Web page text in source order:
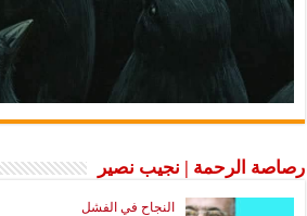
رصاصة الرحمة | نجيب نصير
النجاح في الفشل